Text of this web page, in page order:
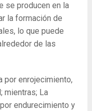
se producen en la
la formación de
lo que puede
de las
por enrojecimiento,
mientras; La
endurecimiento y